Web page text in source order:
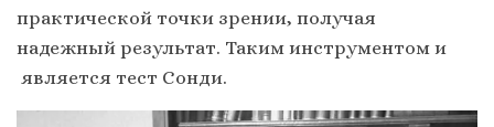
практической точки зрении, получая
надежный результат. Таким инструментом и
является тест Сонди.